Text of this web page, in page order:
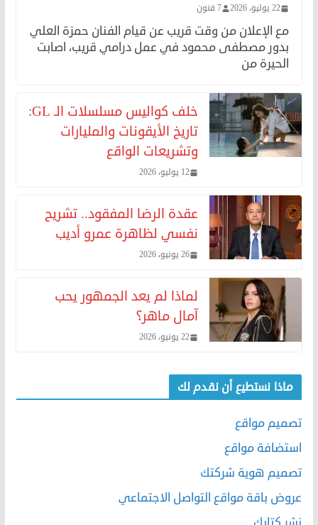
22 يوليو، 2026 7 فنون
مع الإعلان من وقت قريب عن قيام الفنان حمزة العلي
بدور مصطفى محمود في عمل درامي قريب، اصابت
الحيرة من
خلف كواليس مسلسلات الـ GL:
تاريخ الأيقونات والمليارات
وتشريعات الواقع
12 يوليو، 2026
عقدة الرضا المفقود.. تشريح
نفسي لظاهرة عمرو أديب
26 يونيو، 2026
لماذا لم يعد الجمهور يحب
آمال ماهر؟
22 يونيو، 2026
ماذا نستطيع أن نقدم لك
تصميم مواقع
استضافة مواقع
تصميم هوية شركتك
عروض باقة مواقع التواصل الاجتماعي